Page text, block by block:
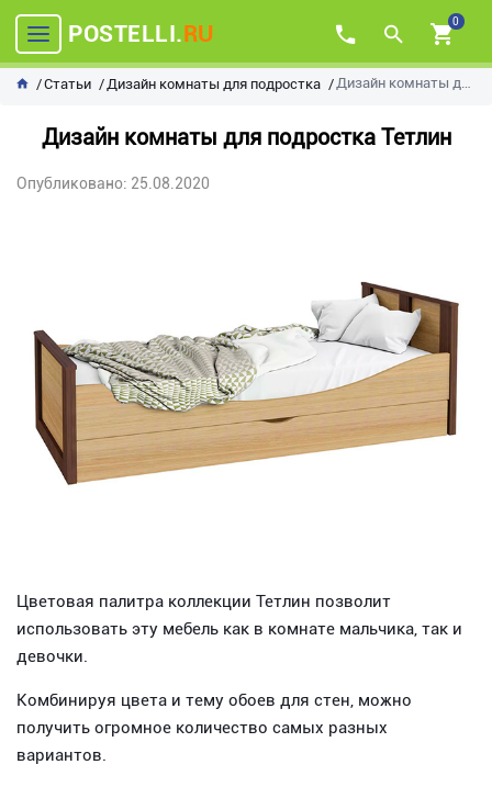
POSTELLI.RU 0
Статьи Дизайн комнаты для подростка Дизайн комнаты для подростка Тетлин
Дизайн комнаты для подростка Тетлин
Опубликовано: 25.08.2020
Цветовая палитра коллекции Тетлин позволит
использовать эту мебель как в комнате мальчика, так и
девочки.
Комбинируя цвета и тему обоев для стен, можно
получить огромное количество самых разных
вариантов.